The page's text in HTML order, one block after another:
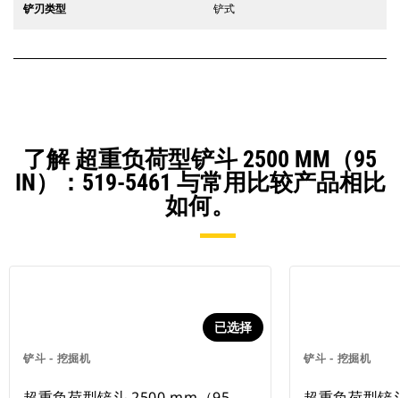
铲刃类型 铲式
了解 超重负荷型铲斗 2500 MM（95
IN）：519-5461 与常用比较产品相比
如何。
铲斗 - 挖掘机
已选择
铲斗 - 挖掘机